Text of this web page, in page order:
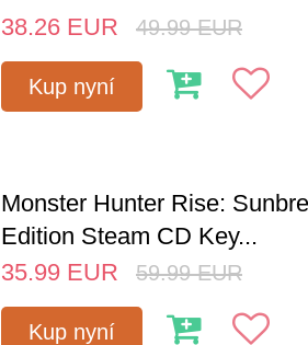
38.26 EUR 49.99 EUR
Kup nyní
Monster Hunter Rise:
Edition Steam CD Key...
35.99 EUR 59.99 EUR
Kup nyní